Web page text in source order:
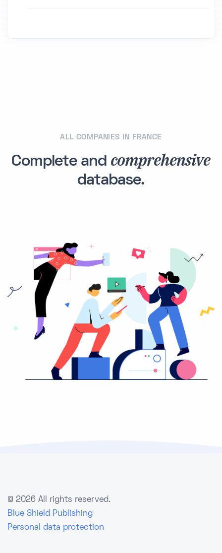
ALL COMPANIES IN FRANCE
Complete and comprehensive
database.
© 2026 All rights reserved.
Blue Shield Publishing
Personal data protection